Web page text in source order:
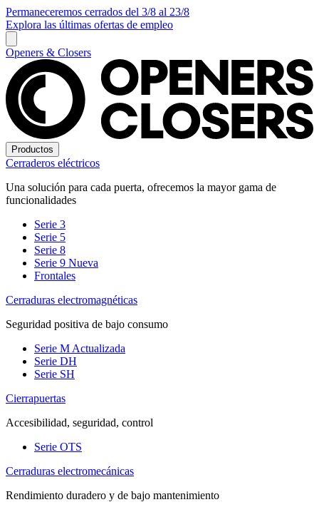
Permaneceremos cerrados del 3/8 al 23/8
Explora las últimas ofertas de empleo
Openers & Closers
Productos
Cerraderos eléctricos
Una solución para cada puerta, ofrecemos la mayor gama de
funcionalidades
Serie 3
Serie 5
Serie 8
Serie 9 Nueva
Frontales
Cerraduras electromagnéticas
Seguridad positiva de bajo consumo
Serie M Actualizada
Serie DH
Serie SH
Cierrapuertas
Accesibilidad, seguridad, control
Serie OTS
Cerraduras electromecánicas
Rendimiento duradero y de bajo mantenimiento